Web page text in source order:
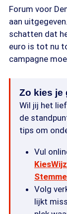
Forum voor
aan
schatten dat
euro is tot nu
campagne
Zo kies je
Wil jij het
de
tips om
Vul
Volg
lijkt